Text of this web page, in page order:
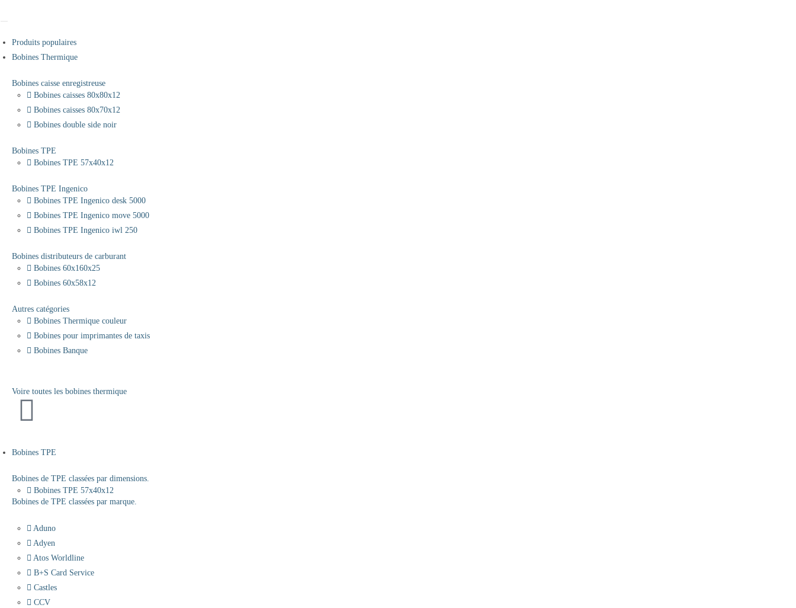
Produits populaires
Bobines Thermique
Bobines caisse enregistreuse
Bobines caisses 80x80x12
Bobines caisses 80x70x12
Bobines double side noir
Bobines TPE
Bobines TPE 57x40x12
Bobines TPE Ingenico
Bobines TPE Ingenico desk 5000
Bobines TPE Ingenico move 5000
Bobines TPE Ingenico iwl 250
Bobines distributeurs de carburant
Bobines 60x160x25
Bobines 60x58x12
Autres catégories
Bobines Thermique couleur
Bobines pour imprimantes de taxis
Bobines Banque
Voire toutes les bobines thermique
Bobines TPE
Bobines de TPE classées par dimensions.
Bobines TPE 57x40x12
Bobines de TPE classées par marque.
Aduno
Adyen
Atos Worldline
B+S Card Service
Castles
CCV